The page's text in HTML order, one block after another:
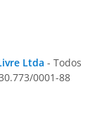
Ltda - Todos
0001-88